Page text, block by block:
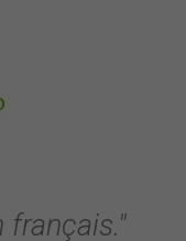
français."